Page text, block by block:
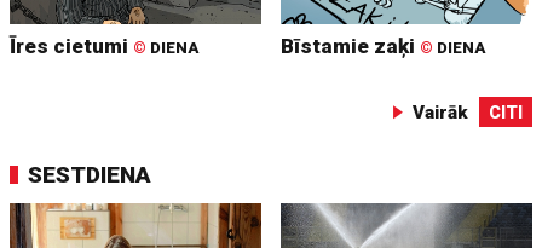
Īres cietumi © DIENA Bīstamie zaķi © DIENA
Vairāk CITI
SESTDIENA